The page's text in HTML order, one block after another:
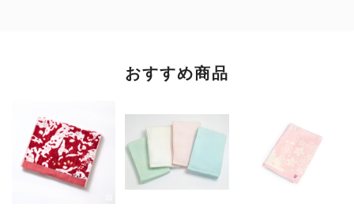
おすすめ商品